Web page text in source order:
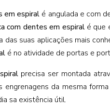
em espiral é angulada e com
com dentes em espiralé que
das suas aplicações mais
é no atividade de portas e
precisa ser montada
da mesma
sa existência útil.